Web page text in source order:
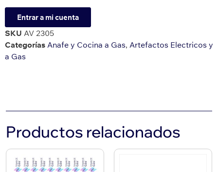
Entrar a mi cuenta
SKU AV 2305
Categorías Anafe y Cocina a Gas, Artefactos Electricos y
a Gas
Productos relacionados